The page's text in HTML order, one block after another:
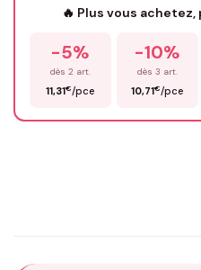
Prénom*
🔥 Plus vous
-5%
dès 2 art.
11,31€/pce
-10%
dès 3 art.
10,71€/pce